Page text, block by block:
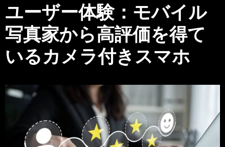
ユーザー体験：モバイル
写真家から高評価を得て
いるカメラ付きスマホ